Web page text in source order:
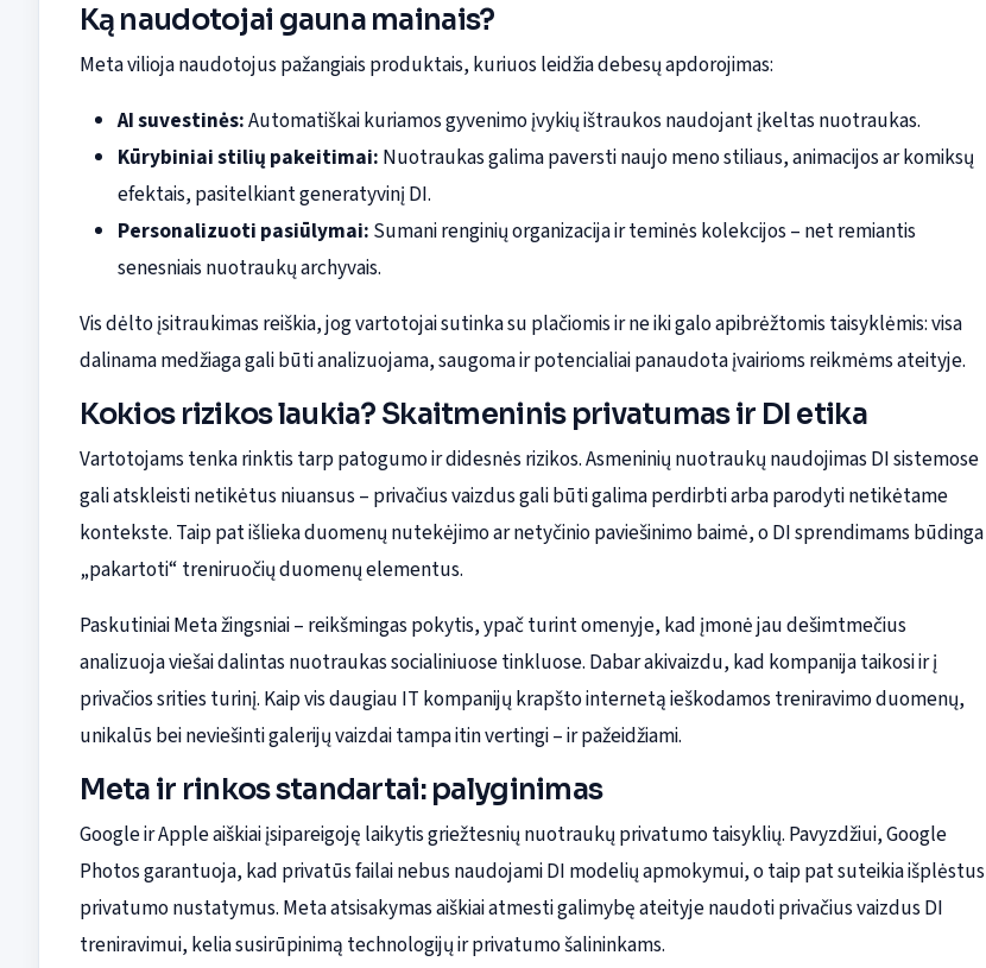
Ką naudotojai gauna mainais?
Meta vilioja naudotojus pažangiais produktais, kuriuos leidžia debesų apdorojimas:
AI suvestinės:Automatiškai kuriamos gyvenimo įvykių ištraukos naudojant įkeltas nuotraukas.
Kūrybiniai stilių pakeitimai: Nuotraukas galima paversti naujo meno stiliaus, animacijos ar komiksų
efektais, pasitelkiant generatyvinį DI.
Personalizuoti pasiūlymai: Sumani renginių organizacija ir teminės kolekcijos – net remiantis
senesniais nuotraukų archyvais.
Vis dėlto įsitraukimas reiškia, jog vartotojai sutinka su plačiomis ir ne iki galo apibrėžtomis taisyklėmis: visa
dalinama medžiaga gali būti analizuojama, saugoma ir potencialiai panaudota įvairioms reikmėms ateityje.
Kokios rizikos laukia? Skaitmeninis privatumas ir DI etika
Vartotojams tenka rinktis tarp patogumo ir didesnės rizikos. Asmeninių nuotraukų naudojimas DI sistemose
gali atskleisti netikėtus niuansus – privačius vaizdus gali būti galima perdirbti arba parodyti netikėtame
kontekste. Taip pat išlieka duomenų nutekėjimo ar netyčinio paviešinimo baimė, o DI sprendimams būdinga
„pakartoti“ treniruočių duomenų elementus.
Paskutiniai Meta žingsniai – reikšmingas pokytis, ypač turint omenyje, kad įmonė jau dešimtmečius
analizuoja viešai dalintas nuotraukas socialiniuose tinkluose. Dabar akivaizdu, kad kompanija taikosi ir į
privačios srities turinį. Kaip vis daugiau IT kompanijų krapšto internetą ieškodamos treniravimo duomenų,
unikalūs bei neviešinti galerijų vaizdai tampa itin vertingi – ir pažeidžiami.
Meta ir rinkos standartai: palyginimas
Google ir Apple aiškiai įsipareigoję laikytis griežtesnių nuotraukų privatumo taisyklių. Pavyzdžiui, Google
Photos garantuoja, kad privatūs failai nebus naudojami DI modelių apmokymui, o taip pat suteikia išplėstus
privatumo nustatymus. Meta atsisakymas aiškiai atmesti galimybę ateityje naudoti privačius vaizdus DI
treniravimui, kelia susirūpinimą technologijų ir privatumo šalininkams.